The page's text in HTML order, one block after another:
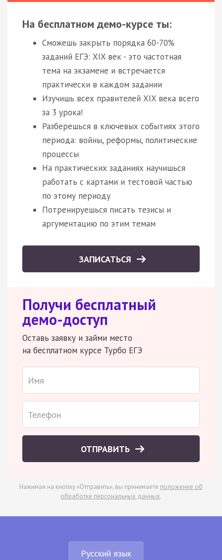
На бесплатном демо-курсе ты:
Сможешь закрыть порядка 60-70%
заданий ЕГЭ: XIX век - это частотная
тема на экзамене и встречается
практически в каждом задании
Изучишь всех правителей XIX века всего
за 3 урока!
Разберешься в ключевых событиях этого
периода: войны, реформы, политические
процессы
На практических заданиях научишься
работать с картами и тестовой частью
по этому периоду
Потренируешься писать тезисы и
аргументацию по этим темам
ЗАПИСАТЬСЯ
Получи бесплатный
демо-доступ
Оставь заявку и займи место
на бесплатном курсе Турбо ЕГЭ
ОТПРАВИТЬ
Нажимая на кнопку «Отправить», вы принимаете положение об
обработке персональных данных.
Русский язык